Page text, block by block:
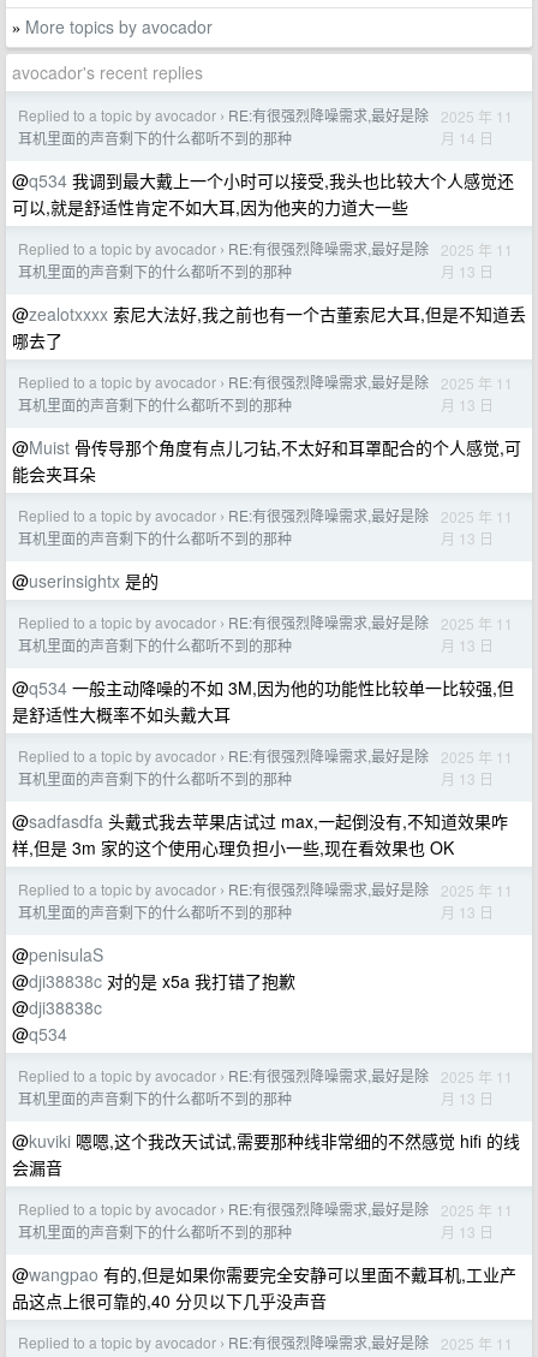
» More topics by avocador
avocador's recent replies
Replied to a topic by avocador › RE:有很强烈降噪需求,最好是除
耳机里面的声音剩下的什么都听不到的那种
2025 年 11
月 14 日
@q534 我调到最大戴上一个小时可以接受,我头也比较大个人感觉还
可以,就是舒适性肯定不如大耳,因为他夹的力道大一些
Replied to a topic by avocador › RE:有很强烈降噪需求,最好是除
耳机里面的声音剩下的什么都听不到的那种
2025 年 11
月 13 日
@zealotxxxx 索尼大法好,我之前也有一个古董索尼大耳,但是不知道丢
哪去了
Replied to a topic by avocador › RE:有很强烈降噪需求,最好是除
耳机里面的声音剩下的什么都听不到的那种
2025 年 11
月 13 日
@Muist 骨传导那个角度有点儿刁钻,不太好和耳罩配合的个人感觉,可
能会夹耳朵
Replied to a topic by avocador › RE:有很强烈降噪需求,最好是除
耳机里面的声音剩下的什么都听不到的那种
2025 年 11
月 13 日
@userinsightx 是的
Replied to a topic by avocador › RE:有很强烈降噪需求,最好是除
耳机里面的声音剩下的什么都听不到的那种
2025 年 11
月 13 日
@q534 一般主动降噪的不如 3M,因为他的功能性比较单一比较强,但
是舒适性大概率不如头戴大耳
Replied to a topic by avocador › RE:有很强烈降噪需求,最好是除
耳机里面的声音剩下的什么都听不到的那种
2025 年 11
月 13 日
@sadfasdfa 头戴式我去苹果店试过 max,一起倒没有,不知道效果咋
样,但是 3m 家的这个使用心理负担小一些,现在看效果也 OK
Replied to a topic by avocador › RE:有很强烈降噪需求,最好是除
耳机里面的声音剩下的什么都听不到的那种
2025 年 11
月 13 日
@penisulaS
@dji38838c 对的是 x5a 我打错了抱歉
@dji38838c
@q534
Replied to a topic by avocador › RE:有很强烈降噪需求,最好是除
耳机里面的声音剩下的什么都听不到的那种
2025 年 11
月 13 日
@kuviki 嗯嗯,这个我改天试试,需要那种线非常细的不然感觉 hifi 的线
会漏音
Replied to a topic by avocador › RE:有很强烈降噪需求,最好是除
耳机里面的声音剩下的什么都听不到的那种
2025 年 11
月 13 日
@wangpao 有的,但是如果你需要完全安静可以里面不戴耳机,工业产
品这点上很可靠的,40 分贝以下几乎没声音
Replied to a topic by avocador › RE:有很强烈降噪需求,最好是除
2025 年 11